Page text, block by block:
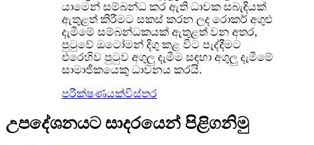
යාමෙන් සම්බන්ධ කර ඇති ධාවක සබැඳියක්
ඇතුළත් කිරීමට සකස් කරන ලද රොකර් අගුළු
දැමීමේ සම්බන්ධකයක් ඇතුළත් වන අතර,
පුටුවේ ඔටෝමන් දිගු කළ විට පැද්දීමට
එරෙහිව පුටුව අගුලු දැමීම සඳහා අගුලු දැමීමේ
සාමාජිකයෙකු ධාවනය කරයි.
පරීක්ෂණයක්විස්තර
උපදේශනයට සාදරයෙන් පිළිගනිමු